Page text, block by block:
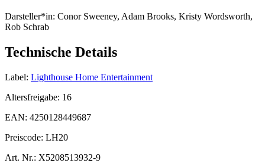
Darsteller*in: Conor Sweeney, Adam Brooks, Kristy Wordsworth,
Rob Schrab
Technische Details
Label: Lighthouse Home Entertainment
Altersfreigabe: 16
EAN: 4250128449687
Preiscode: LH20
Art. Nr.: X5208513932-9